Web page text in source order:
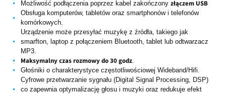
Możliwość podłączenia poprzez kabel zakończony złączem USB
Obsługa komputerów, tabletów oraz smartphonów i telefonów
komórkowych.
Urządzenie może przesyłać muzykę z źródła, takiego jak
smarfton, laptop z połączeniem Bluetooth, tablet lub odtwarzacz
MP3.
Maksymalny czas rozmowy do 30 godz
Głośniki o charakterystyce częstotliwościowej Wideband/Hifi.
Cyfrowe przetwarzanie sygnału (Digital Signal Processing, DSP)
co zapewnia optymalizację głosu i muzyki oraz redukuje efekt